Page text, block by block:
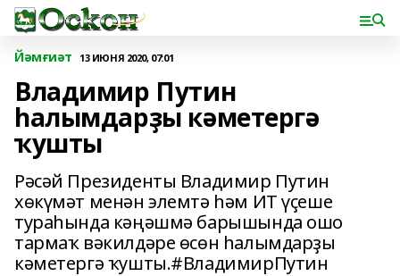
Йәмғиәт 13 ИЮНЯ 2020, 07:01
Владимир Путин
һалымдарҙы кәметергә
ҡушты
Рәсәй Президенты Владимир Путин
хөкүмәт менән элемтә һәм ИТ үҫеше
тураһында кәңәшмә барышында ошо
тармаҡ вәкилдәре өсөн һалымдарҙы
кәметергә ҡушты.#ВладимирПутин